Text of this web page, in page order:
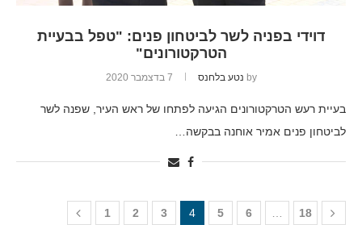
דוידי בפניה לשר לביטחון פנים: "טפל בבעיית
הטרקטורונים"
by נטע בלחנס 7 בדצמבר 2020
בעיית רעש הטרקטורונים הגיעה לפתחו של ראש העיר, שפנה לשר
לביטחון פנים אמיר אוחנה בבקשה…
1 2 3 4 5 6 18